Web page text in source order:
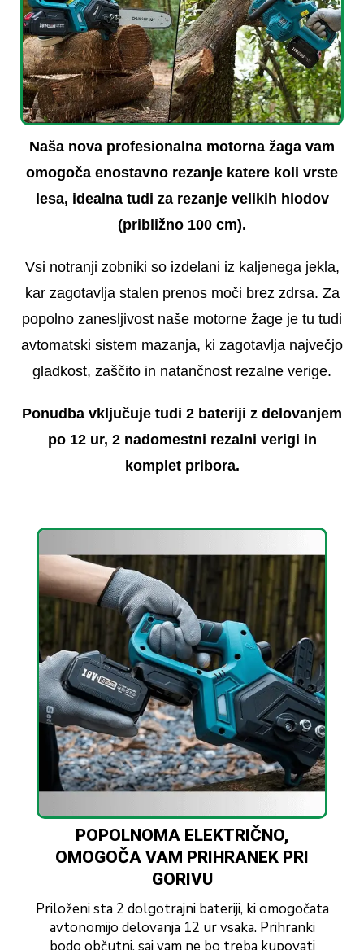
Naša nova profesionalna motorna žaga vam
omogoča enostavno rezanje katere koli vrste
lesa, idealna tudi za rezanje velikih hlodov
(približno 100 cm).
Vsi notranji zobniki so izdelani iz kaljenega jekla,
kar zagotavlja stalen prenos moči brez zdrsa. Za
popolno zanesljivost naše motorne žage je tu tudi
avtomatski sistem mazanja, ki zagotavlja največjo
gladkost, zaščito in natančnost rezalne verige.
Ponudba vključuje tudi 2 bateriji z delovanjem
po 12 ur, 2 nadomestni rezalni verigi in
komplet pribora.
POPOLNOMA ELEKTRIČNO,
OMOGOČA VAM PRIHRANEK PRI
GORIVU
Priloženi sta 2 dolgotrajni bateriji, ki omogočata
avtonomijo delovanja 12 ur vsaka. Prihranki
bodo občutni, saj vam ne bo treba kupovati